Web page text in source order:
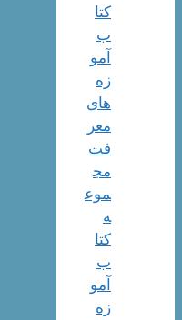
کتا
ب
آمو
زه
های
معر
فت
مج
موع
ه
کتا
ب
آمو
زه